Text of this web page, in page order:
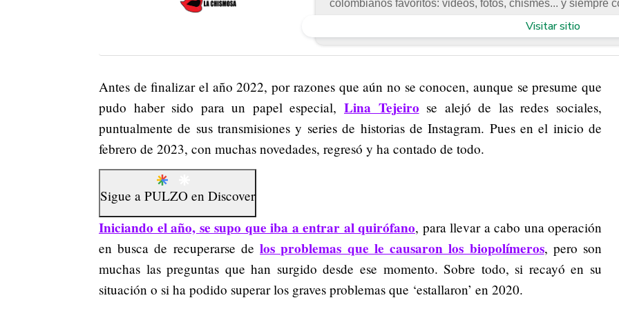
colombianos favoritos: videos, fotos, chismes... y siempre
Visitar sitio
Antes de finalizar el año 2022, por razones que aún no se conocen, aunque se presume que
pudo haber sido para un papel especial, Lina Tejeiro se alejó de las redes sociales,
puntualmente de sus transmisiones y series de historias de Instagram. Pues en el inicio de
febrero de 2023, con muchas novedades, regresó y ha contado de todo.
Sigue a PULZO en Discover
Iniciando el año, se supo que iba a entrar al quirófano, para llevar a cabo una operación
en busca de recuperarse delos problemas que le causaron los biopolímeros, pero son
muchas las preguntas que han surgido desde ese momento. Sobre todo, si recayó en su
situación o si ha podido superar los graves problemas que ‘estallaron’ en 2020.